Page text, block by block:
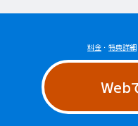
料金 ・ 特典詳細
Web